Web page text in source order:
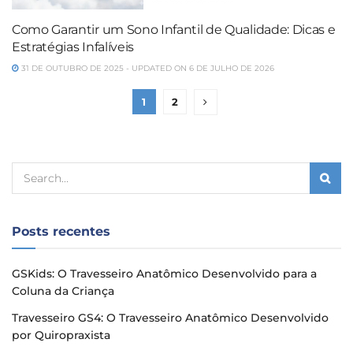
SAÚDE INFANTIL
Como Garantir um Sono Infantil de Qualidade: Dicas e
Estratégias Infalíveis
31 DE OUTUBRO DE 2025 - UPDATED ON 6 DE JULHO DE 2026
1 2
Posts recentes
GSKids: O Travesseiro Anatômico Desenvolvido para a
Coluna da Criança
Travesseiro GS4: O Travesseiro Anatômico Desenvolvido
por Quiropraxista